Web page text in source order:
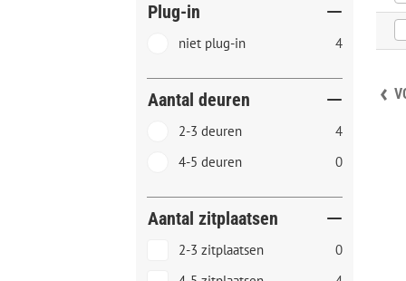
Plug-in
niet plug-in 4
Aantal deuren
2-3 deuren
4
4-5 deuren
0
Aantal zitplaatsen
2-3 zitplaatsen
0